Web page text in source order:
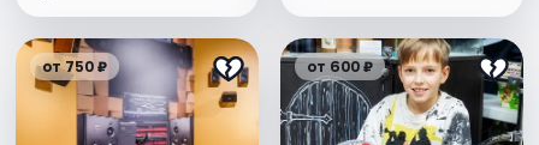
от 750 ₽ от 600 ₽